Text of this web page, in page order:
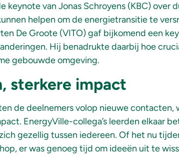
keynote van Jonas Schroyens (KBC) over
helpen om de energietransitie te
De Groote (VITO) gaf bijkomend een
Hij benadrukte daarbij hoe
gebouwde omgeving.
sterkere impact
de deelnemers volop nieuwe
EnergyVille-collega’s leerden elkaar
gezellig tussen iedereen. Of het nu
er was genoeg tijd om ideeën uit te